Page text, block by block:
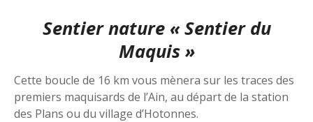
Sentier nature « Sentier du
Maquis »
Cette boucle de 16 km vous mènera sur les traces des
premiers maquisards de l’Ain, au départ de la station
des Plans ou du village d’Hotonnes.